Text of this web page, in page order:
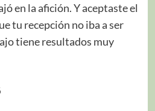
en la afición. Y aceptaste el
tu recepción no iba a ser
tiene resultados muy